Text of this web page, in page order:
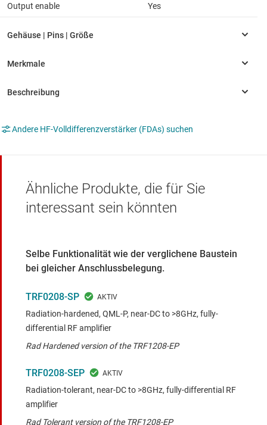
Output enable Yes
Andere HF-Volldifferenzverstärker (FDAs) suchen
Ähnliche Produkte, die für Sie
interessant sein könnten
Selbe Funktionalität wie der verglichene Baustein
bei gleicher Anschlussbelegung.
TRF0208-SP
Radiation-hardened, QML-P, near-DC to >8GHz, fully-
differential RF amplifier
Rad Hardened version of the TRF1208-EP
TRF0208-SEP
Radiation-tolerant, near-DC to >8GHz, fully-differential RF
amplifier
Rad Tolerant version of the TRF1208-EP